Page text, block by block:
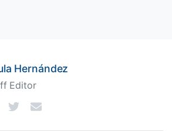
Hernández
Editor